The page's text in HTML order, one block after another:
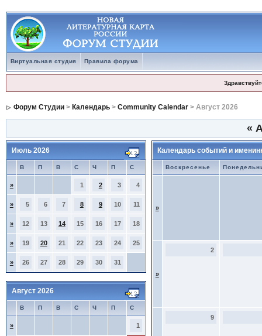
Виртуальная студия Правила форума
Форум Студии> Календарь> Community Calendar> Август 2026
«
Июль 2026
В П В С Ч П С
» 1 2 3 4
» 5 6 7 8 9 10 11
» 12 13 14 15 16 17 18
» 19 20 21 22 23 24 25
» 26 27 28 29 30 31
Август 2026
В П В С Ч П С
» 1
Календарь событий и
Воскресенье
»
»
2
9